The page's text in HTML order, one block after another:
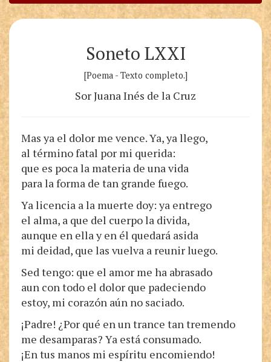
Soneto LXXI
[Poema - Texto completo.]
Sor Juana Inés de la Cruz
Mas ya el dolor me vence. Ya, ya llego,
al término fatal por mi querida:
que es poca la materia de una vida
para la forma de tan grande fuego.
Ya licencia a la muerte doy: ya entrego
el alma, a que del cuerpo la divida,
aunque en ella y en él quedará asida
mi deidad, que las vuelva a reunir luego.
Sed tengo: que el amor me ha abrasado
aun con todo el dolor que padeciendo
estoy, mi corazón aún no saciado.
¡Padre! ¿Por qué en un trance tan tremendo
me desamparas? Ya está consumado.
¡En tus manos mi espíritu encomiendo!